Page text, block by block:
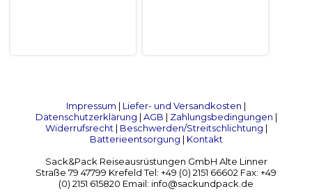
Impressum | Liefer- und Versandkosten |
Datenschutzerklärung | AGB | Zahlungsbedingungen |
Widerrufsrecht| Beschwerden/Streitschlichtung |
Batterieentsorgung | Kontakt
Sack&Pack Reiseausrüstungen GmbH Alte Linner
Straße 79 47799 Krefeld Tel: +49 (0) 2151 66602 Fax: +49
(0) 2151 615820 Email: info@sackundpack.de